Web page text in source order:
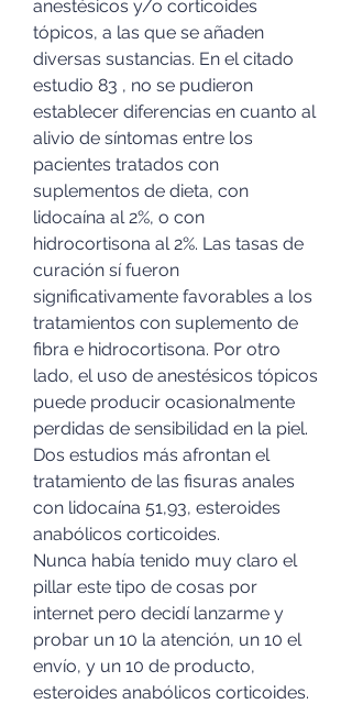
anestésicos y/o corticoides
tópicos, a las que se añaden
diversas sustancias. En el citado
estudio 83 , no se pudieron
establecer diferencias en cuanto al
alivio de síntomas entre los
pacientes tratados con
suplementos de dieta, con
lidocaína al 2%, o con
hidrocortisona al 2%. Las tasas de
curación sí fueron
significativamente favorables a los
tratamientos con suplemento de
fibra e hidrocortisona. Por otro
lado, el uso de anestésicos tópicos
puede producir ocasionalmente
perdidas de sensibilidad en la piel.
Dos estudios más afrontan el
tratamiento de las fisuras anales
con lidocaína 51,93, esteroides
anabólicos corticoides.
Nunca había tenido muy claro el
pillar este tipo de cosas por
internet pero decidí lanzarme y
probar un 10 la atención, un 10 el
envío, y un 10 de producto,
esteroides anabólicos corticoides.